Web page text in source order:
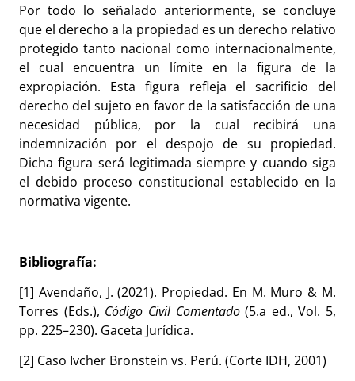
Por todo lo señalado anteriormente, se concluye
que el derecho a la propiedad es un derecho relativo
protegido tanto nacional como internacionalmente,
el cual encuentra un límite en la figura de la
expropiación. Esta figura refleja el sacrificio del
derecho del sujeto en favor de la satisfacción de una
necesidad pública, por la cual recibirá una
indemnización por el despojo de su propiedad.
Dicha figura será legitimada siempre y cuando siga
el debido proceso constitucional establecido en la
normativa vigente.
Bibliografía:
[1] Avendaño, J. (2021). Propiedad. En M. Muro & M.
Torres (Eds.), Código Civil Comentado(5.a ed., Vol. 5,
pp. 225–230). Gaceta Jurídica.
[2] Caso Ivcher Bronstein vs. Perú. (Corte IDH, 2001)